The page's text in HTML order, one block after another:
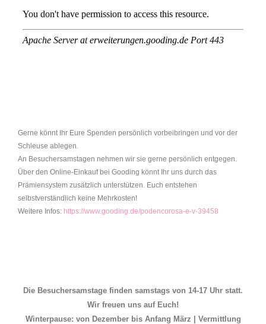
Gerne könnt Ihr Eure Spenden persönlich vorbeibringen und vor der
Schleuse ablegen.
An Besuchersamstagen nehmen wir sie gerne persönlich entgegen.
Über den Online-Einkauf bei Gooding könnt Ihr uns durch das
Prämiensystem zusätzlich unterstützen. Euch entstehen
selbstverständlich keine Mehrkosten!
Weitere Infos: https://www.gooding.de/podencorosa-e-v-39458
Die Besuchersamstage finden samstags von 14-17 Uhr statt.
Wir freuen uns auf Euch!
Winterpause: von Dezember bis Anfang März | Vermittlung